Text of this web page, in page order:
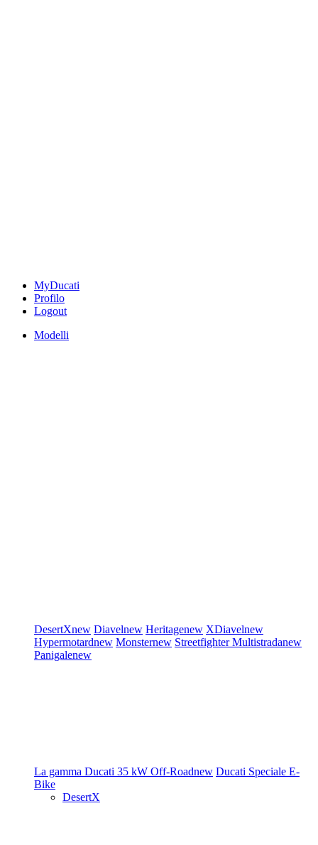
MyDucati
Profilo
Logout
Modelli
DesertXnew Diavelnew Heritagenew XDiavelnew
Hypermotardnew Monsternew StreetfighterMultistradanew
Panigalenew
La gamma Ducati 35 kW Off-Roadnew Ducati Speciale E-
Bike
DesertX